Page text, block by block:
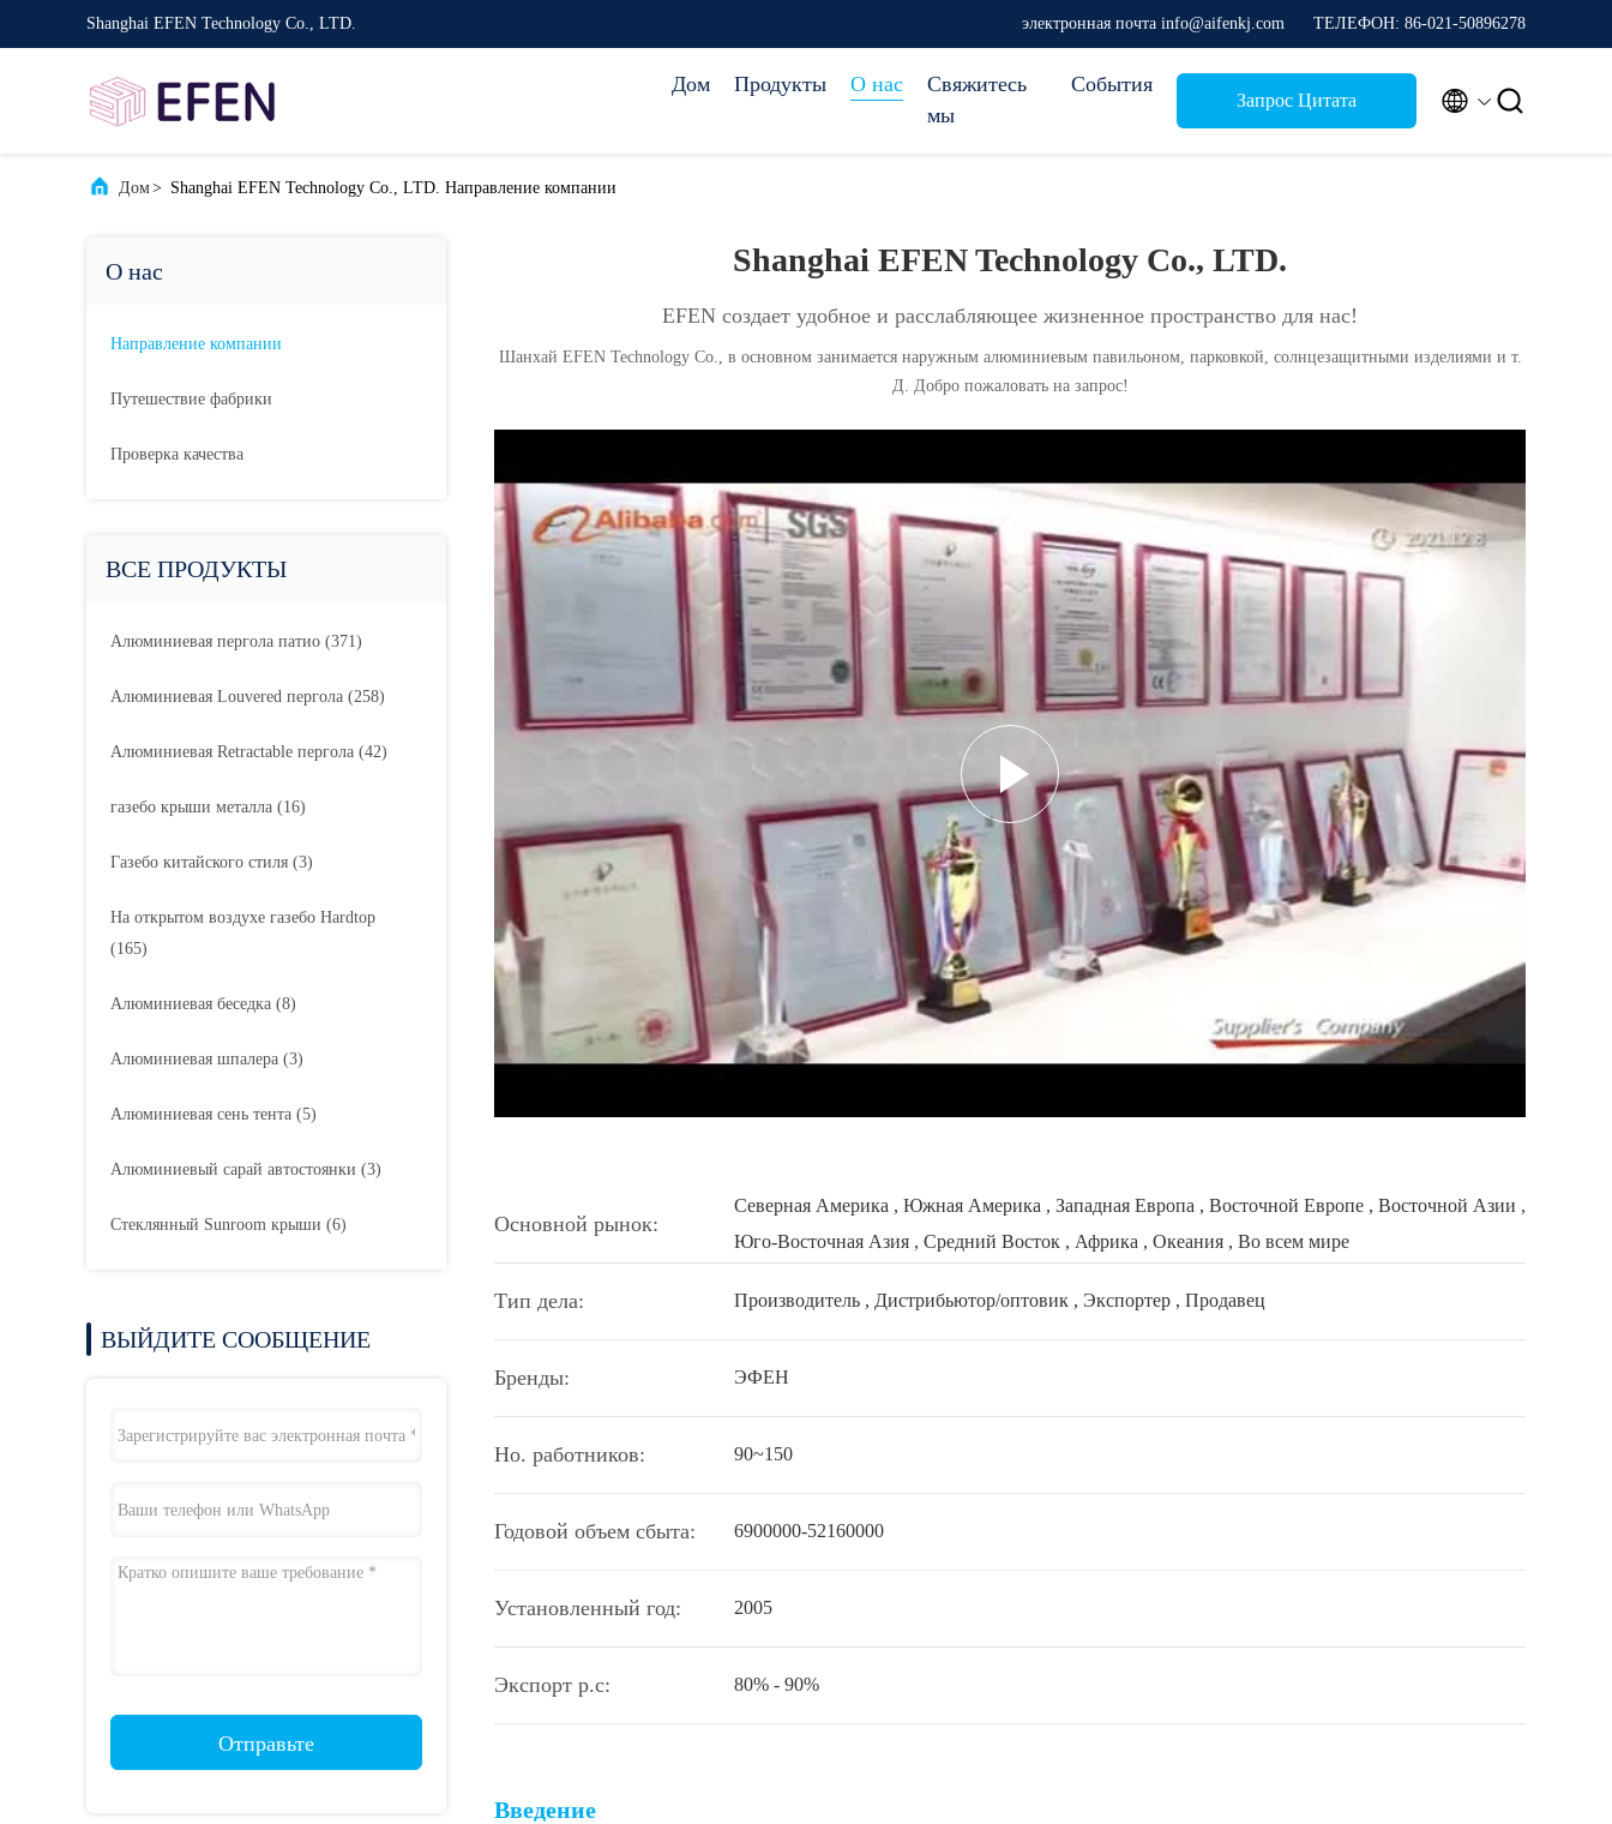
Shanghai EFEN Technology Co., LTD. электронная почта info@aifenkj.com ТЕЛЕФОН: 86-021-50896278
Дом Продукты О нас
Свяжитесь
мы
События
Запрос Цитата  
Дом> Shanghai EFEN Technology Co., LTD. Направление компании
О нас
Направление компании
Путешествие фабрики
Проверка качества
ВСЕ ПРОДУКТЫ
Алюминиевая пергола патио (371)
Алюминиевая Louvered пергола (258)
Алюминиевая Retractable пергола (42)
газебо крыши металла (16)
Газебо китайского стиля (3)
На открытом воздухе газебо Hardtop
(165)
Алюминиевая беседка (8)
Алюминиевая шпалера (3)
Алюминиевая сень тента (5)
Алюминиевый сарай автостоянки (3)
Стеклянный Sunroom крыши (6)
ВЫЙДИТЕ СООБЩЕНИЕ
Отправьте
Shanghai EFEN Technology Co., LTD.
EFEN создает удобное и расслабляющее жизненное пространство для нас!
Шанхай EFEN Technology Co., в основном занимается наружным алюминиевым павильоном, парковкой, солнцезащитными изделиями и т.
Д. Добро пожаловать на запрос!
Основной рынок:
Северная Америка , Южная Америка , Западная Европа , Восточной Европе , Восточной Азии ,
Юго-Восточная Азия , Средний Восток , Африка , Океания , Во всем мире
Тип дела: Производитель , Дистрибьютор/оптовик , Экспортер , Продавец
Бренды: ЭФЕН
Но. работников: 90~150
Годовой объем сбыта: 6900000-52160000
Установленный год: 2005
Экспорт p.c: 80% - 90%
Введение